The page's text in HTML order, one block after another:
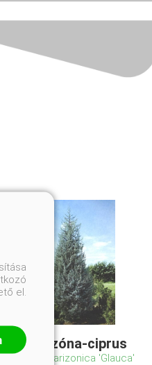
Kék arizóna-ciprus
Cupressus arizonica 'Glauca'
el.